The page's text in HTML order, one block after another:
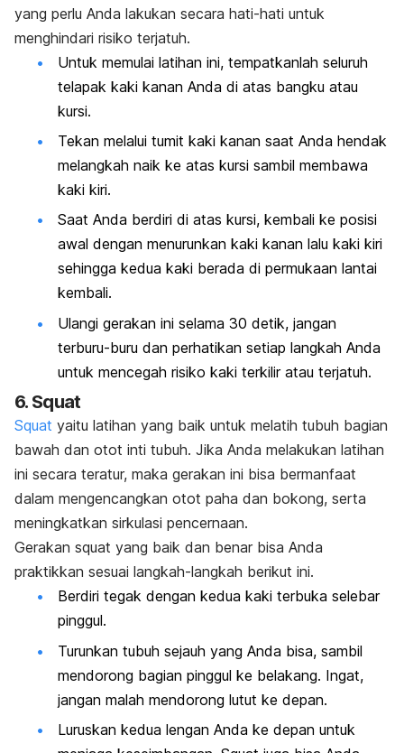
yang perlu Anda lakukan secara hati-hati untuk
menghindari risiko terjatuh.
Untuk memulai latihan ini, tempatkanlah seluruh
telapak kaki kanan Anda di atas bangku atau
kursi.
Tekan melalui tumit kaki kanan saat Anda hendak
melangkah naik ke atas kursi sambil membawa
kaki kiri.
Saat Anda berdiri di atas kursi, kembali ke posisi
awal dengan menurunkan kaki kanan lalu kaki kiri
sehingga kedua kaki berada di permukaan lantai
kembali.
Ulangi gerakan ini selama 30 detik, jangan
terburu-buru dan perhatikan setiap langkah Anda
untuk mencegah risiko kaki terkilir atau terjatuh.
6. Squat
Squat yaitu latihan yang baik untuk melatih tubuh bagian
bawah dan otot inti tubuh. Jika Anda melakukan latihan
ini secara teratur, maka gerakan ini bisa bermanfaat
dalam mengencangkan otot paha dan bokong, serta
meningkatkan sirkulasi pencernaan.
Gerakan squat yang baik dan benar bisa Anda
praktikkan sesuai langkah-langkah berikut ini.
Berdiri tegak dengan kedua kaki terbuka selebar
pinggul.
Turunkan tubuh sejauh yang Anda bisa, sambil
mendorong bagian pinggul ke belakang. Ingat,
jangan malah mendorong lutut ke depan.
Luruskan kedua lengan Anda ke depan untuk